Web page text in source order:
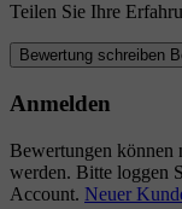
Teilen Sie Ihre
Bewertung schreiben
Anmelden
Bewertungen können
werden. Bitte loggen
Account. Neuer